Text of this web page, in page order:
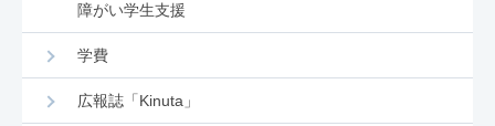
障がい学生支援
学費
広報誌「Kinuta」